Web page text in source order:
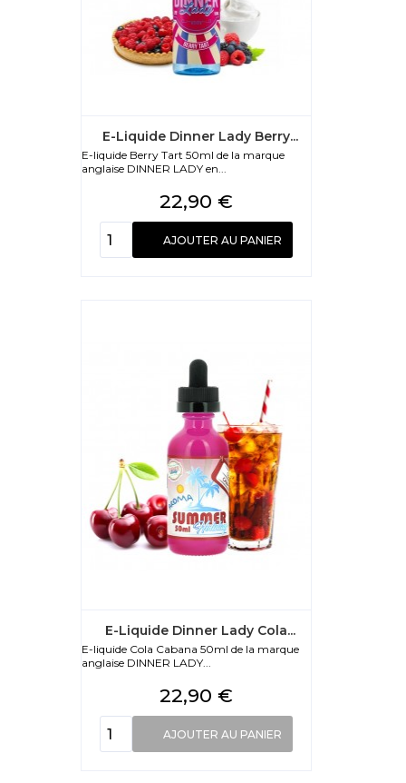
E-Liquide Dinner Lady Berry...
E-liquide Berry Tart 50ml de la marque
anglaise DINNER LADY en...
Prix
22,90 €
AJOUTER AU PANIER
E-Liquide Dinner Lady Cola...
E-liquide Cola Cabana 50ml de la marque
anglaise DINNER LADY...
Prix
22,90 €
AJOUTER AU PANIER